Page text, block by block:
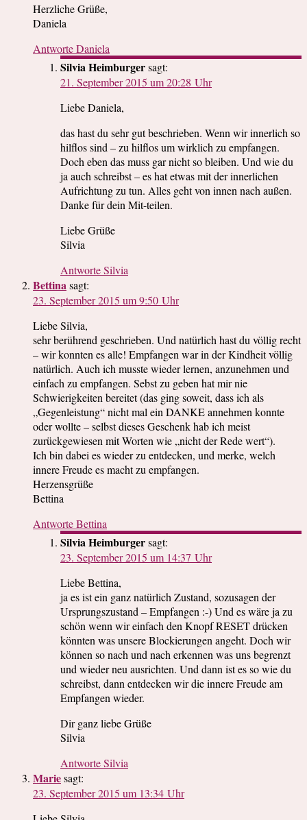
Herzliche Grüße,
Daniela
Antworte Daniela
Silvia Heimburgersagt:
21. September 2015 um 20:28 Uhr
Liebe Daniela,
das hast du sehr gut beschrieben. Wenn wir innerlich so
hilflos sind – zu hilflos um wirklich zu empfangen.
Doch eben das muss gar nicht so bleiben. Und wie du
ja auch schreibst – es hat etwas mit der innerlichen
Aufrichtung zu tun. Alles geht von innen nach außen.
Danke für dein Mit-teilen.
Liebe Grüße
Silvia
Antworte Silvia
Bettinasagt:
23. September 2015 um 9:50 Uhr
Liebe Silvia,
sehr berührend geschrieben. Und natürlich hast du völlig recht
– wir konnten es alle! Empfangen war in der Kindheit völlig
natürlich. Auch ich musste wieder lernen, anzunehmen und
einfach zu empfangen. Sebst zu geben hat mir nie
Schwierigkeiten bereitet (das ging soweit, dass ich als
„Gegenleistung“ nicht mal ein DANKE annehmen konnte
oder wollte – selbst dieses Geschenk hab ich meist
zurückgewiesen mit Worten wie „nicht der Rede wert“).
Ich bin dabei es wieder zu entdecken, und merke, welch
innere Freude es macht zu empfangen.
Herzensgrüße
Bettina
Antworte Bettina
Silvia Heimburgersagt:
23. September 2015 um 14:37 Uhr
Liebe Bettina,
ja es ist ein ganz natürlich Zustand, sozusagen der
Ursprungszustand – Empfangen :-) Und es wäre ja zu
schön wenn wir einfach den Knopf RESET drücken
könnten was unsere Blockierungen angeht. Doch wir
können so nach und nach erkennen was uns begrenzt
und wieder neu ausrichten. Und dann ist es so wie du
schreibst, dann entdecken wir die innere Freude am
Empfangen wieder.
Dir ganz liebe Grüße
Silvia
Antworte Silvia
Mariesagt:
23. September 2015 um 13:34 Uhr